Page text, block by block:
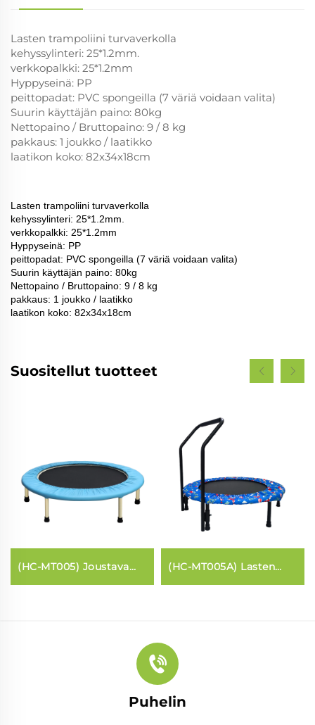
Lasten trampoliini turvaverkolla
kehyssylinteri: 25*1.2mm.
verkkopalkki: 25*1.2mm
Hyppyseinä: PP
peittopadat: PVC spongeilla (7 väriä voidaan valita)
Suurin käyttäjän paino: 80kg
Nettopaino / Bruttopaino: 9 / 8 kg
pakkaus: 1 joukko / laatikko
laatikon koko: 82x34x18cm
Lasten trampoliini turvaverkolla
kehyssylinteri: 25*1.2mm.
verkkopalkki: 25*1.2mm
Hyppyseinä: PP
peittopadat: PVC spongeilla (7 väriä voidaan valita)
Suurin käyttäjän paino: 80kg
Nettopaino / Bruttopaino: 9 / 8 kg
pakkaus: 1 joukko / laatikko
laatikon koko: 82x34x18cm
Suositellut tuotteet
(HC-MT005) Joustava
vyö Trampoliini
(HC-MT005A) Lasten
trampolini kahvarilla
Puhelin